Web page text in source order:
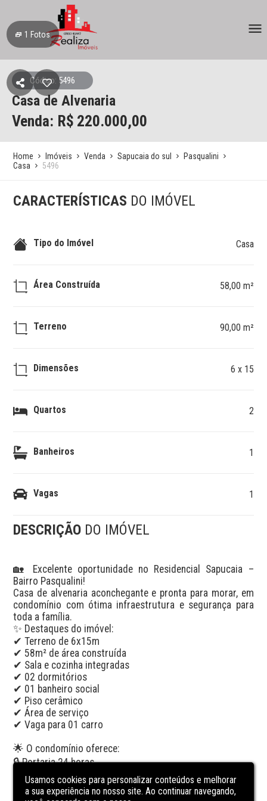
1 Fotos
Código: 5496
Casa de Alvenaria
Venda: R$ 220.000,00
Home Imóveis Venda Sapucaia do sul
Pasqualini
Casa
5496
CARACTERÍSTICAS DO IMÓVEL
Tipo do Imóvel Casa
Área Construída 58,00 m²
Terreno 90,00 m²
Dimensões 6 x 15
Quartos 2
Banheiros 1
Vagas 1
DESCRIÇÃO DO IMÓVEL
🏡 Excelente oportunidade no Residencial Sapucaia –
Bairro Pasqualini!
Casa de alvenaria aconchegante e pronta para morar, em
condomínio com ótima infraestrutura e segurança para
toda a família.
✨ Destaques do imóvel:
✔ Terreno de 6x15m
✔ 58m² de área construída
✔ Sala e cozinha integradas
✔ 02 dormitórios
✔ 01 banheiro social
✔ Piso cerâmico
✔ Área de serviço
✔ Vaga para 01 carro
🌟 O condomínio oferece:
🔒 Portaria 24 horas
🎉 Salão de festas
⚽ Quadra esportiva
Usamos cookies para personalizar conteúdos e melhorar
a sua experiência no nosso site. Ao continuar navegando,